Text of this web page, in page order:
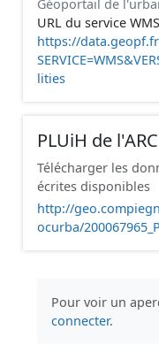
Géoportail de
URL du service
https://
lities
PLUiH de l'ARC
Télécharger les
écrites disponibles
http://
ocurba/
Pour voir un
connecter.